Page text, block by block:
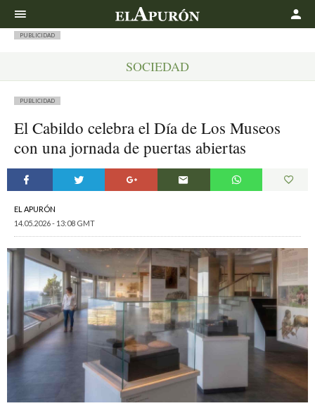
PUBLICIDAD
SOCIEDAD
PUBLICIDAD
El Cabildo celebra el Día de Los Museos
con una jornada de puertas abiertas
EL APURÓN
14.05.2026 - 13:08 GMT